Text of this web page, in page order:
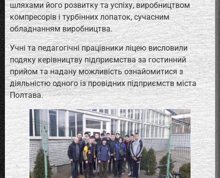
шляхами його розвитку та успіху, виробництвом
компресорів і турбінних лопаток, сучасним
обладнанням виробництва.
Учні та педагогічні працівники ліцею висловили
подяку керівництву підприємства за гостинний
прийом та надану можливість ознайомитися з
діяльністю одного із провідних підприємств міста
Полтава.